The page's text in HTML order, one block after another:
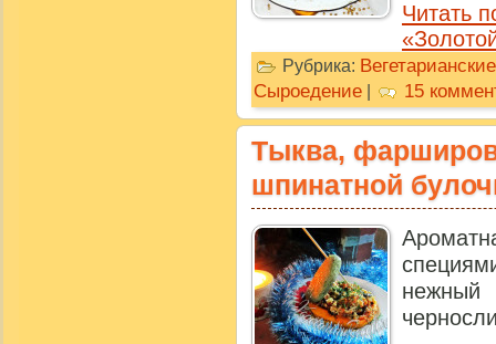
Читать
Рубрика:
Сыроедение
15
Тыква,
шпинатной
нежный